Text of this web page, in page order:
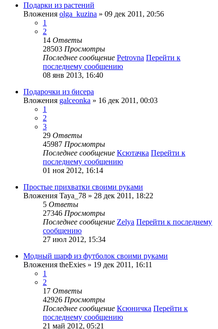
Подарки из растений
Вложения olga_kuzina » 09 дек 2011, 20:56
1
2
14 Ответы
28503 Просмотры
Последнее сообщение Petrovna Перейти к
последнему сообщению
08 янв 2013, 16:40
Подарочки из бисера
Вложения galceonka » 16 дек 2011, 00:03
1
2
3
29 Ответы
45987 Просмотры
Последнее сообщение Ксютачка Перейти к
последнему сообщению
01 ноя 2012, 16:14
Простые прихватки своими руками
Вложения Taya_78 » 28 дек 2011, 18:22
5 Ответы
27346 Просмотры
Последнее сообщение Zelya Перейти к последнему
сообщению
27 июл 2012, 15:34
Модный шарф из футболок своими руками
Вложения theExies » 19 дек 2011, 16:11
1
2
17 Ответы
42926 Просмотры
Последнее сообщение Ксюничка Перейти к
последнему сообщению
21 май 2012, 05:21